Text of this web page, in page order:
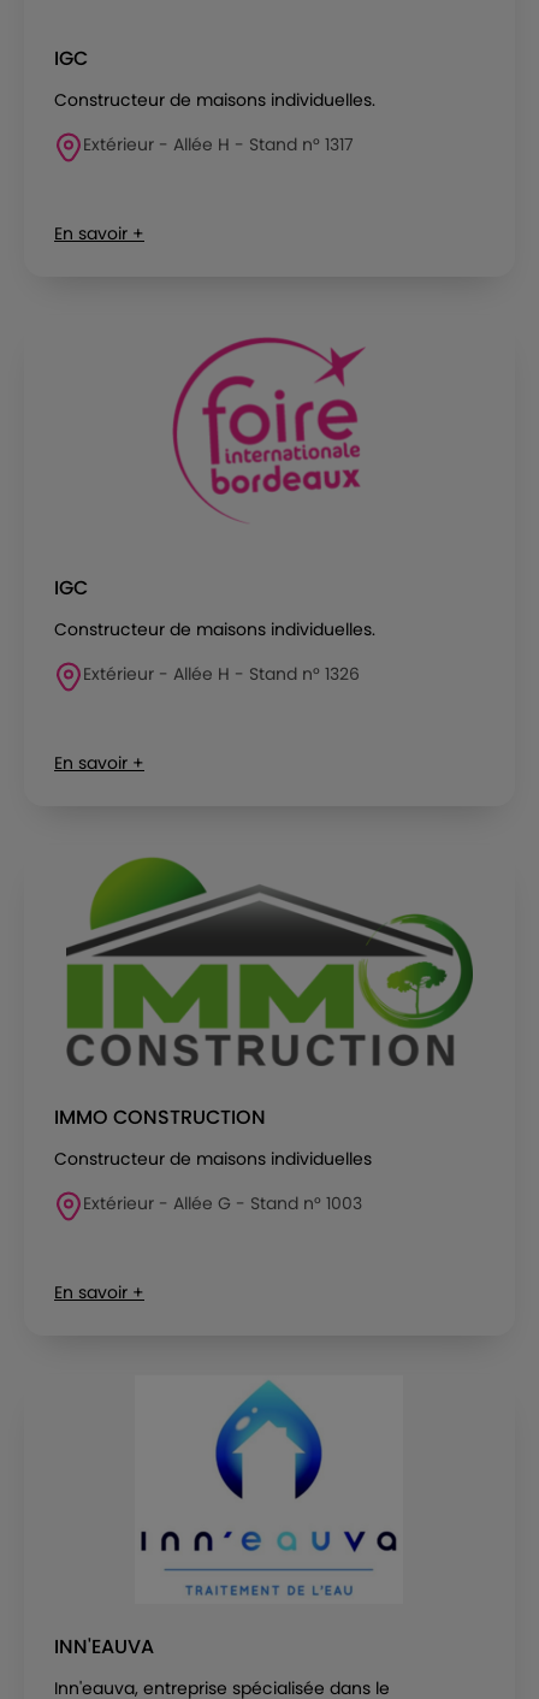
IGC
Constructeur de maisons individuelles.
Extérieur - Allée H - Stand n° 1317
En savoir +
IGC
Constructeur de maisons individuelles.
Extérieur - Allée H - Stand n° 1326
En savoir +
IMMO CONSTRUCTION
Constructeur de maisons individuelles
Extérieur - Allée G - Stand n° 1003
En savoir +
INN'EAUVA
Inn'eauva, entreprise spécialisée dans le